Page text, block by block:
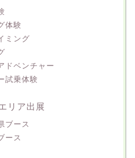
体験
ミング
ドベンチャー
試乗体験
リア出展
ブース
ース